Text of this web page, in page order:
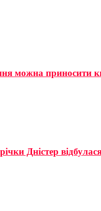
можна приносити
Дністер